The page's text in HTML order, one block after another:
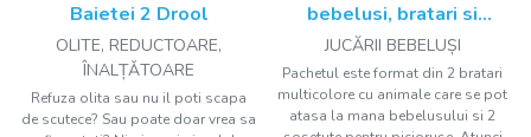
Baietei 2 Drool
OLITE, REDUCTOARE,
ÎNALȚǍTOARE
Refuza olita sau nu il poti scapa
de scutece? Sau poate doar vrea sa
bebelusi, bratari si
sosetute - model 3 Drool
JUCĂRII BEBELUȘI
Pachetul este format din 2 bratari
multicolore cu animale care se pot
atasa la mana bebelusului si 2